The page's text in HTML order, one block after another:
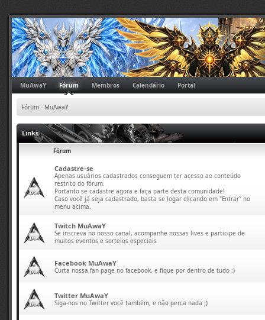
MuAwaY Fórum Membros Calendário Portal
Fórum - MuAwaY
Links
Fórum
Cadastre-se
Apenas usuários cadastrados conseguem ter acesso ao conteúdo
restrito do fórum.
Portanto se cadastre agora e faça parte desta comunidade!
Caso você já seja cadastrado, basta se logar clicando em "Entrar" no
menu acima.
Twitch MuAwaY
Se inscreva no nosso canal, acompanhe nossas lives e participe de
muitos eventos e sorteios especiais
Facebook MuAwaY
Curta nossa fan page no facebook, e fique por dentro de tudo :)
Twitter MuAwaY
Siga-nos no Twitter você também, e não perca nada ;)